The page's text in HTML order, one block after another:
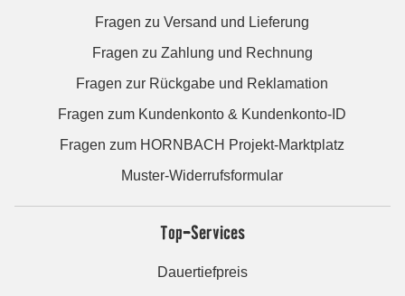
Fragen zu Versand und Lieferung
Fragen zu Zahlung und Rechnung
Fragen zur Rückgabe und Reklamation
Fragen zum Kundenkonto & Kundenkonto-ID
Fragen zum HORNBACH Projekt-Marktplatz
Muster-Widerrufsformular
Top-Services
Dauertiefpreis